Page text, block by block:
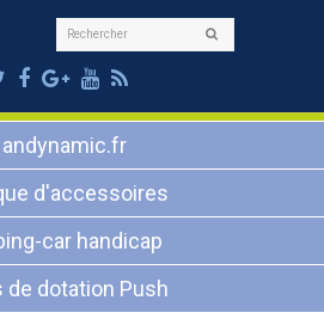
Rechercher
Twitter
Facebook
Google
Plus
Youtube
RSS
d'accessoires
car handicap
de dotation Push